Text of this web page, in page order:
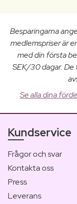
Besparingarna
medlemspriser är
med din första
SEK/30 dagar. De
Se alla dina
Kundservice
Frågor och svar
Kontakta oss
Press
Leverans